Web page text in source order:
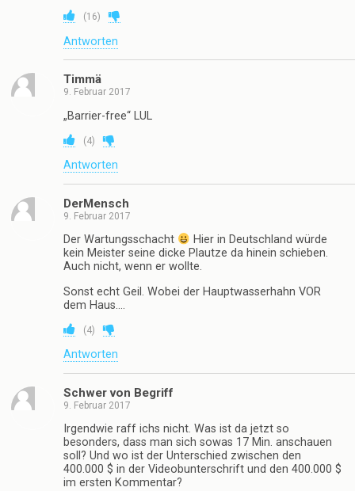
(16)
Antworten
Timmä
9. Februar 2017
„Barrier-free“ LUL
(4)
Antworten
DerMensch
9. Februar 2017
Der Wartungsschacht
Hier in Deutschland würde
kein Meister seine dicke Plautze da hinein schieben.
Auch nicht, wenn er wollte.
Sonst echt Geil. Wobei der Hauptwasserhahn VOR
dem Haus….
(4)
Antworten
Schwer von Begriff
9. Februar 2017
Irgendwie raff ichs nicht. Was ist da jetzt so
besonders, dass man sich sowas 17 Min. anschauen
soll? Und wo ist der Unterschied zwischen den
400.000 $ in der Videobunterschrift und den 400.000 $
im ersten Kommentar?